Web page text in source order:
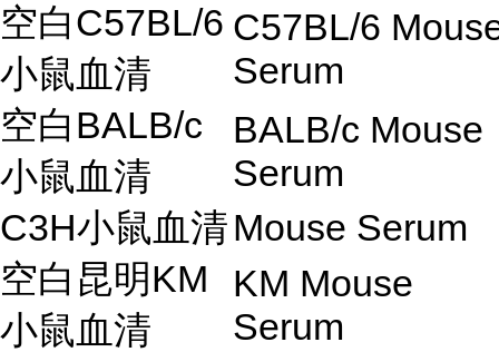
空白C57BL/6
小鼠血清
C57BL/6
Serum
空白BALB/c
小鼠血清
BALB/c Mouse
Serum
C3H小鼠血清Mouse Serum
空白昆明KM
小鼠血清
KM Mouse
Serum